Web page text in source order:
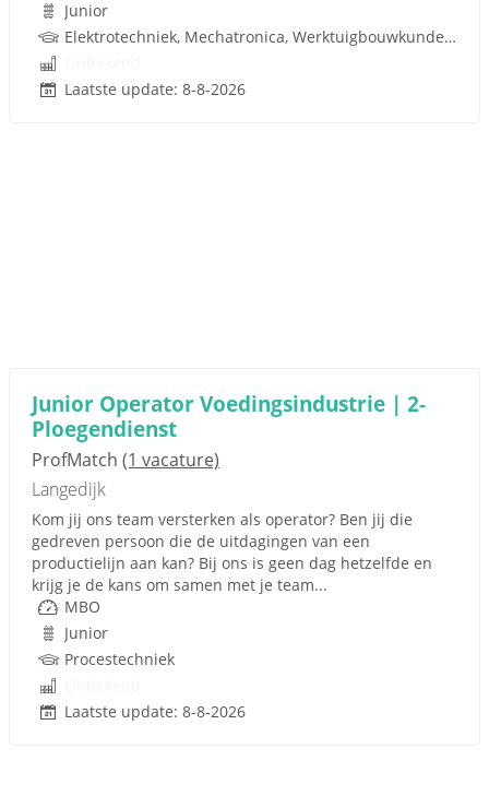
Junior
Elektrotechniek, Mechatronica, Werktuigbouwkunde, Techniek
Laatste update: 8-8-2026
Junior Operator Voedingsindustrie | 2-
Ploegendienst
ProfMatch (1 vacature)
Langedijk
Kom jij ons team versterken als operator? Ben jij die
gedreven persoon die de uitdagingen van een
productielijn aan kan? Bij ons is geen dag hetzelfde en
krijg je de kans om samen met je team...
MBO
Junior
Procestechniek
Laatste update: 8-8-2026